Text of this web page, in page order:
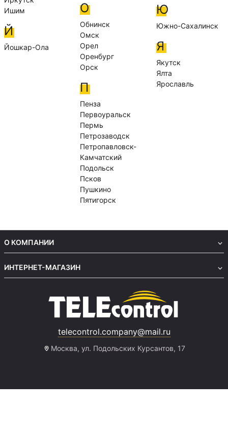
Ишим
Й
Йошкар-Ола
О
Обнинск
Омск
Орел
Оренбург
Орск
П
Пенза
Первоуральск
Пермь
Петрозаводск
Петропавловск-
Камчатский
Подольск
Псков
Пушкино
Пятигорск
Ю
Южно-Сахалинск
Я
Якутск
Ялта
Ярославль
О КОМПАНИИ
ИНТЕРНЕТ-МАГАЗИН
telecontrol.company@mail.ru
Москва, ул. Подольских Курсантов, 17